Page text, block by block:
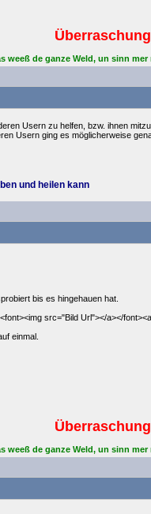
Überraschung
weeß de ganze Weld, un sinn
Usern zu helfen, bzw. ihnen
Usern ging es möglicherweise
und heilen kann
bis es hingehauen hat.
src="Bild Url"></a></font><a
einmal.
Überraschung
weeß de ganze Weld, un sinn